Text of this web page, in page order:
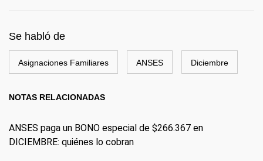
Se habló de
Asignaciones Familiares ANSES Diciembre
NOTAS RELACIONADAS
ANSES paga un BONO especial de $266.367 en
DICIEMBRE: quiénes lo cobran